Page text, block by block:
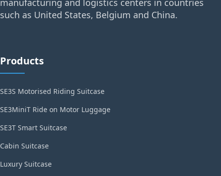
such as United States, Belgium and China.
Products
SE3S Motorised Riding Suitcase
SE3MiniT Ride on Motor Luggage
SE3T Smart Suitcase
Cabin Suitcase
Luxury Suitcase